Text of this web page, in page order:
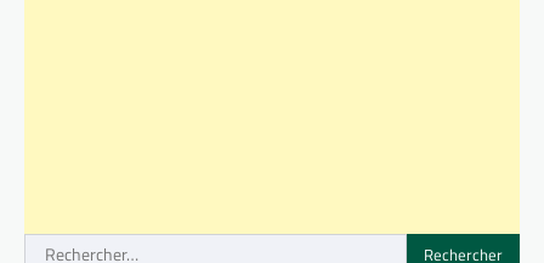
Rechercher :